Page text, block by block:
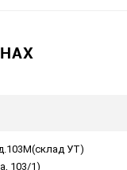
УТ)
103/1)